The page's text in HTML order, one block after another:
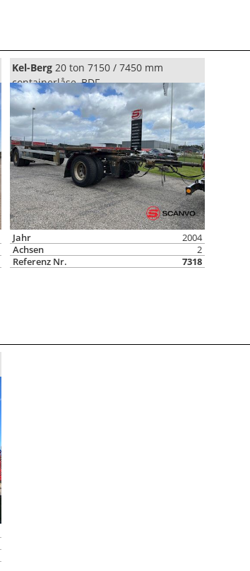
Kel-Berg20 ton 7150 / 7450 mm
containerlåse, BDF
Jahr
2004
Achsen
2
Referenz Nr.
7318